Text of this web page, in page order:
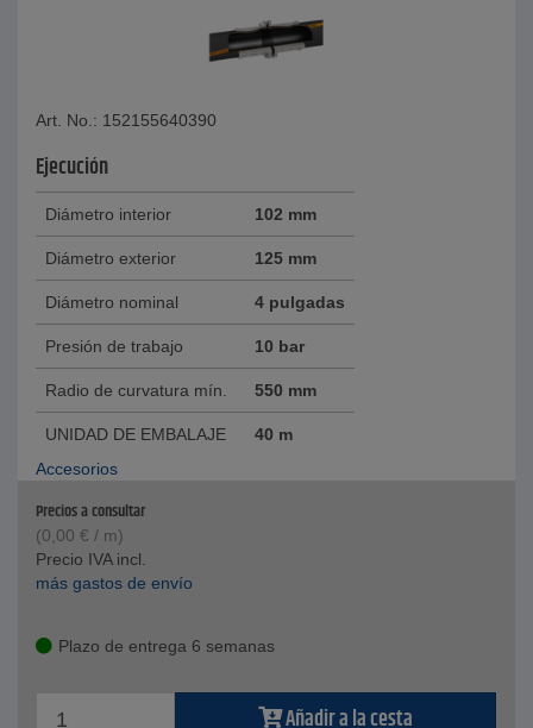
Art. No.: 152155640390
Ejecución
Diámetro interior 102 mm
Diámetro exterior 125 mm
Diámetro nominal 4 pulgadas
Presión de trabajo 10 bar
Radio de curvatura mín. 550 mm
UNIDAD DE EMBALAJE
40 m
Accesorios
Precios a consultar
(0,00 € / m)
Precio IVA incl.
más gastos de envío
Plazo de entrega 6 semanas
Añadir a la cesta